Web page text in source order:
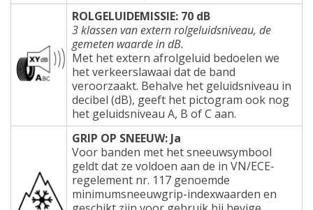
ROLGELUIDEMISSIE: 70 dB
3 klassen van extern rolgeluidsniveau, de
gemeten waarde in dB.
Met het extern afrolgeluid bedoelen we
het verkeerslawaai dat de band
veroorzaakt. Behalve het geluidsniveau in
decibel (dB), geeft het pictogram ook nog
het geluidsniveau A, B of C aan.
GRIP OP SNEEUW: Ja
Voor banden met het sneeuwsymbool
geldt dat ze voldoen aan de in VN/ECE-
regelement nr. 117 genoemde
minimumsneeuwgrip-indexwaarden en